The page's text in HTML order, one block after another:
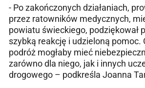
- Po zakończonych działaniach,
przez ratowników medycznych,
powiatu świeckiego, podziękował
szybką reakcję i udzieloną pomoc.
podróż mogłaby mieć
zarówno dla niego, jak i innych
drogowego – podkreśla Joanna